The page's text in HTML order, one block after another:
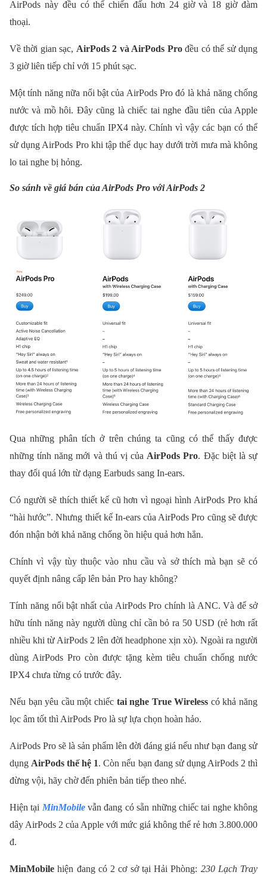
AirPods này đều có thể chiến đấu hơn 24 giờ và 18 giờ đàm
thoại.
Về thời gian sạc, AirPods 2 và AirPods Prođều có thể sử dụng
3 giờ liên tiếp chỉ với 15 phút sạc.
Một tính năng nữa nổi bật của AirPods Pro đó là khả năng chống
nước và mồ hôi. Đây cũng là chiếc tai nghe đầu tiên của Apple
được tích hợp tiêu chuẩn IPX4 này. Chính vì vậy các bạn có thể
sử dụng AirPods Pro khi tập thể dục hay dưới trời mưa mà không
lo tai nghe bị hỏng.
So sánh về giá bán của AirPods Pro với AirPods 2
Qua những phân tích ở trên chúng ta cũng có thể thấy được
những tính năng mới và thú vị của AirPods Pro. Đặc biệt là sự
thay đổi quá lớn từ dạng Earbuds sang In-ears.
Có người sẽ thích thiết kế cũ hơn vì ngoại hình AirPods Pro khá
“hài hước”. Nhưng thiết kế In-ears của AirPods Pro cũng sẽ được
đón nhận bởi khả năng chống ồn hiệu quả hơn hẳn.
Chính vì vậy tùy thuộc vào nhu cầu và sở thích mà bạn sẽ có
quyết định nâng cấp lên bản Pro hay không?
Tính năng nổi bật nhất của AirPods Pro chính là ANC. Và để sở
hữu tính năng này người dùng chỉ cần bỏ ra 50 USD (rẻ hơn rất
nhiều khi từ AirPods 2 lên đời headphone xịn xò). Ngoài ra người
dùng AirPods Pro còn được tặng kèm tiêu chuẩn chống nước
IPX4 chưa từng có trước đây.
Nếu bạn yêu cầu một chiếc tai nghe True Wireless có khả năng
lọc âm tốt thì AirPods Pro là sự lựa chọn hoàn hảo.
AirPods Pro sẽ là sản phẩm lên đời đáng giá nếu như bạn đang sử
dụng AirPods thế hệ 1. Còn nếu bạn đang sử dụng AirPods 2 thì
đừng vội, hãy chờ đến phiên bản tiếp theo nhé.
Hiện tại MinMobilevẫn đang có sẵn những chiếc tai nghe không
dây AirPods 2 của Apple với mức giá không thể rẻ hơn 3.800.000
đ.
MinMobile hiện đang có 2 cơ sở tại Hải Phòng: 230 Lạch Tray